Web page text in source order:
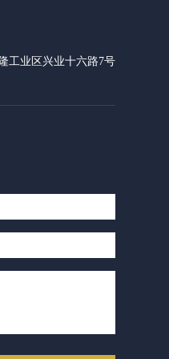
工业区兴业十六路7号